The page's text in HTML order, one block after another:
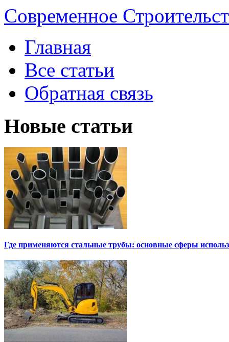
Современное
Главная
Все статьи
Обратная связь
Новые статьи
Где применяются стальные трубы: основные сферы